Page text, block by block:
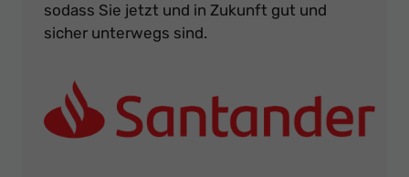
sodass Sie jetzt und in Zukunft gut und
sicher unterwegs sind.